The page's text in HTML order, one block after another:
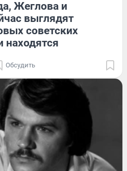
Жеглова и
выглядят
советских
находятся
Обсудить